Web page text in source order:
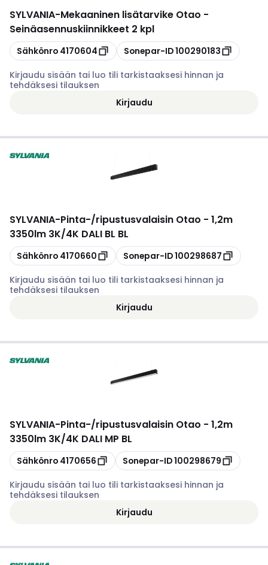
SYLVANIA-Mekaaninen lisätarvike Otao -
Seinäasennuskiinnikkeet 2 kpl
Kopioi
Sähkönro 4170604 Kopioi
Sonepar-ID100290183
Kirjaudu sisään tai luo tili tarkistaaksesi hinnan ja
tehdäksesi tilauksen
Kirjaudu
SYLVANIA-Pinta-/ripustusvalaisin Otao - 1,2m
3350lm 3K/4K DALI BL BL
Kopioi
Sähkönro 4170660 Kopioi
Sonepar-ID100298687
Kirjaudu sisään tai luo tili tarkistaaksesi hinnan ja
tehdäksesi tilauksen
Kirjaudu
SYLVANIA-Pinta-/ripustusvalaisin Otao - 1,2m
3350lm 3K/4K DALI MP BL
Kopioi
Sähkönro 4170656 Kopioi
Sonepar-ID100298679
Kirjaudu sisään tai luo tili tarkistaaksesi hinnan ja
tehdäksesi tilauksen
Kirjaudu